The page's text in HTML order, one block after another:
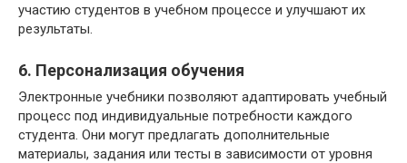
участию студентов в учебном процессе и улучшают их
результаты.
6. Персонализация обучения
Электронные учебники позволяют адаптировать учебный
процесс под индивидуальные потребности каждого
студента. Они могут предлагать дополнительные
материалы, задания или тесты в зависимости от уровня